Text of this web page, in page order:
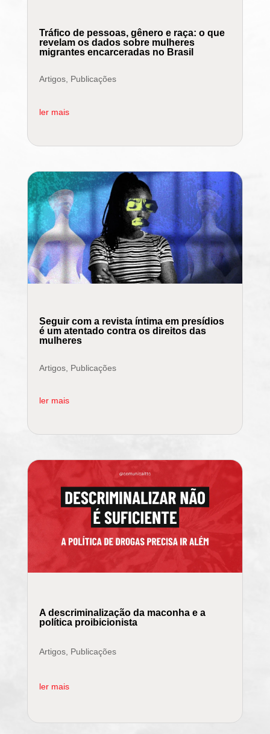
Tráfico de pessoas, gênero e raça: o que
revelam os dados sobre mulheres
migrantes encarceradas no Brasil
Artigos, Publicações
ler mais
Seguir com a revista íntima em presídios
é um atentado contra os direitos das
mulheres
Artigos, Publicações
ler mais
A descriminalização da maconha e a
política proibicionista
Artigos, Publicações
ler mais